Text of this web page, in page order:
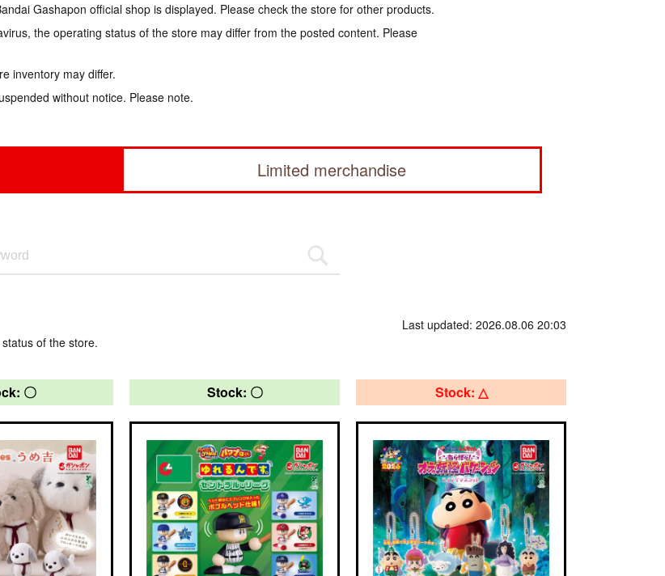
Gashapon official shop is displayed. Please check the store for other products.
the operating status of the store may differ from the posted content. Please
inventory may differ.
without notice. Please note.
Limited merchandise
of the store.
Last updated: 2026.08.06 20:03
〇 Stock: 〇 Stock: △